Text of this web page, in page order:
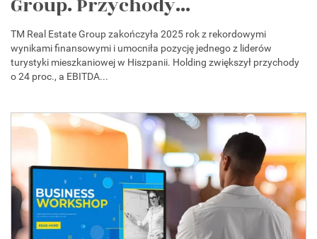
TM Real Estate Group zakończyła 2025 rok z rekordowymi
wynikami finansowymi i umocniła pozycję jednego z liderów
turystyki mieszkaniowej w Hiszpanii. Holding zwiększył przychody
o 24 proc., a EBITDA...